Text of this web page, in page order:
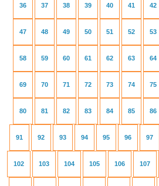
36 37 38 39 40 41 42
47 48 49 50 51 52 53
58 59 60 61 62 63 64
69 70 71 72 73 74 75
80 81 82 83 84 85 86
91 92 93 94 95 96 97
102 103 104 105 106 107